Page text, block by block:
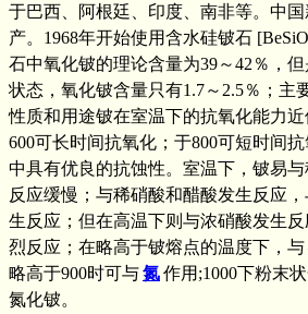
于巴西、阿根廷、印度、南非等。中
产。1968年开始使用含水硅铍石
石中氧化铍的理论含量为39～42％，
状态，氧化铍含量只有1.7～2.5％；主
性质和用途铍在室温下的抗氧化能力
600可长时间抗氧化；于800可短时间
中具有优良的抗蚀性。室温下，铍易
反应缓慢；与稀硝酸和醋酸发生反应
生反应；但在高温下则与浓硝酸发生
烈反应；在略高于铍熔点的温度下，与
略高于900时可与氮作用;1000下粉末
氮化铍。